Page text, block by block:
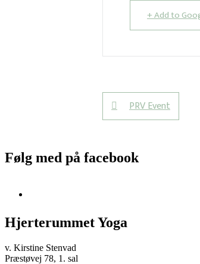
+ Add to
PRV Event
Følg med på facebook
Hjerterummet Yoga
v. Kirstine Stenvad
Præstøvej 78, 1. sal